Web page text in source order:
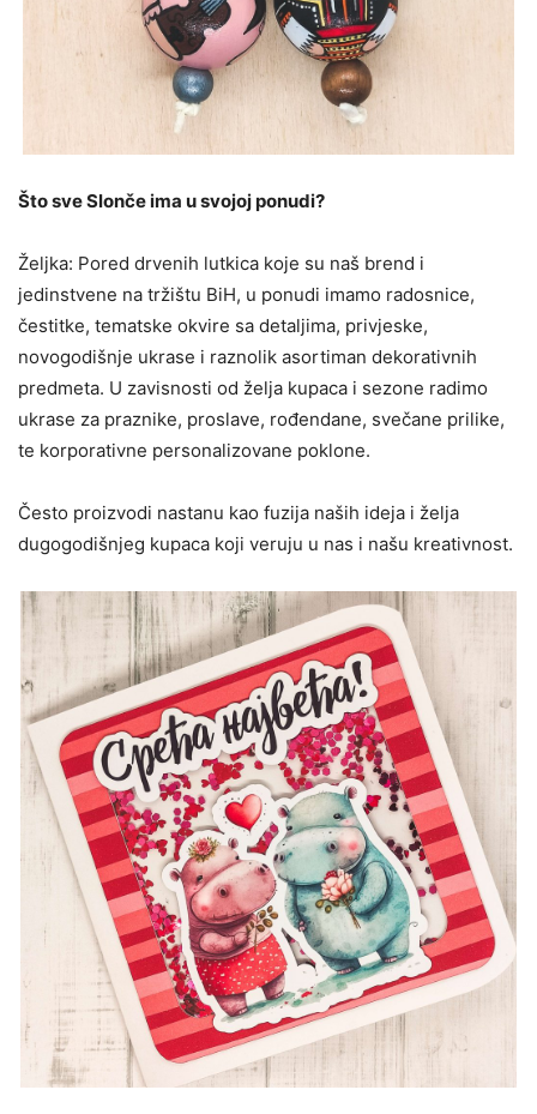
Što sve Slonče ima u svojoj ponudi?
Željka: Pored drvenih lutkica koje su naš brend i
jedinstvene na tržištu BiH, u ponudi imamo radosnice,
čestitke, tematske okvire sa detaljima, privjeske,
novogodišnje ukrase i raznolik asortiman dekorativnih
predmeta. U zavisnosti od želja kupaca i sezone radimo
ukrase za praznike, proslave, rođendane, svečane prilike,
te korporativne personalizovane poklone.
Često proizvodi nastanu kao fuzija naših ideja i želja
dugogodišnjeg kupaca koji veruju u nas i našu kreativnost.